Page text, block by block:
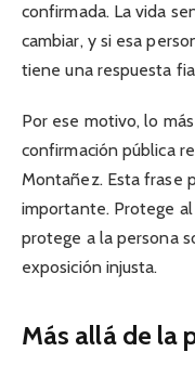
confirmada. La vida
cambiar, y si esa
tiene una respuesta
Por ese motivo, lo
confirmación pública
Montañez. Esta frase
importante. Protege
protege a la persona
exposición injusta.
Más allá de la